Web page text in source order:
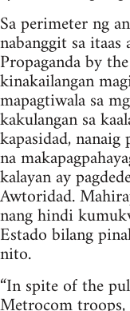
Sa perimeter ng
nabanggit sa
Propaganda by
kinakailangan
mapagtiwala sa
kakulangan sa
kapasidad,
na
kalayan ay
Awtoridad.
nang hindi
Estado bilang
nito.
“In spite of the